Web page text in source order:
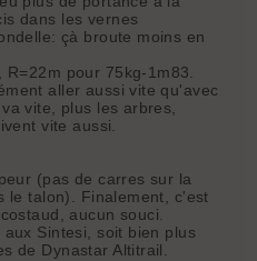
dans les vernes
çà broute moins en
pour 75kg-1m83.
aller aussi vite qu'avec
vite, plus les arbres,
vite aussi.
(pas de carres sur la
le talon). Finalement, c'est
aucun souci.
Sintesi, soit bien plus
de Dynastar Altitrail.